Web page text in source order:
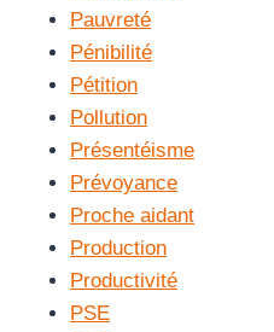
Pauvreté
Pénibilité
Pétition
Pollution
Présentéisme
Prévoyance
Proche aidant
Production
Productivité
PSE